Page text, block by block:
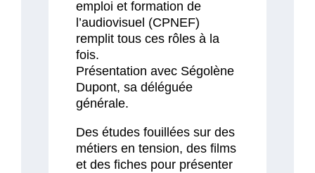
emploi et formation de
l’audiovisuel (CPNEF)
remplit tous ces rôles à la
fois.
Présentation avec Ségolène
Dupont, sa déléguée
générale.
Des études fouillées sur des
métiers en tension, des films
et des fiches pour présenter